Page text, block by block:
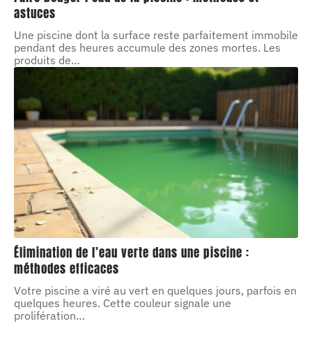
astuces
Une piscine dont la surface reste parfaitement immobile
pendant des heures accumule des zones mortes. Les
produits de…
Élimination de l’eau verte dans une piscine :
méthodes efficaces
Votre piscine a viré au vert en quelques jours, parfois en
quelques heures. Cette couleur signale une
prolifération…